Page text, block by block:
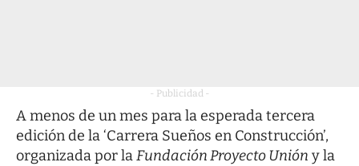
- Publicidad -
A menos de un mes para la esperada tercera
edición de la ‘Carrera Sueños en Construcción’,
organizada por laFundación Proyecto Unión y la